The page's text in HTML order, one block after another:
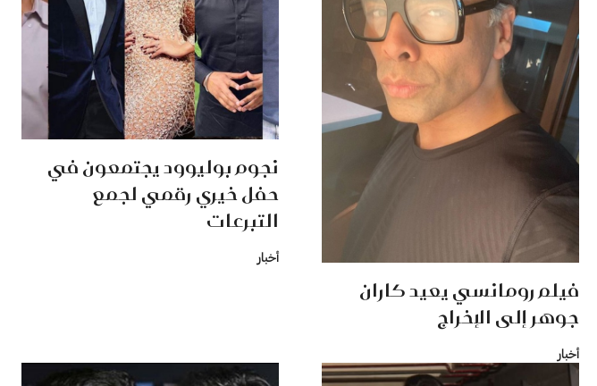
فيلم رومانسي يعيد كاران
جوهر إلى الإخراج
أخبار
نجوم بوليوود يجتمعون في
حفل خيري رقمي لجمع
التبرعات
أخبار